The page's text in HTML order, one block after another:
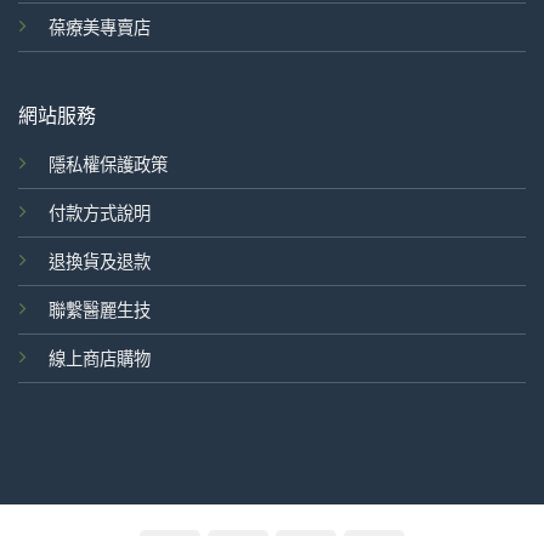
葆療美專賣店
網站服務
隱私權保護政策
付款方式說明
退換貨及退款
聯繫醫麗生技
線上商店購物